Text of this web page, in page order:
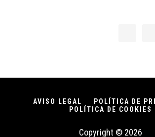
AVISO LEGAL
POLÍTICA DE
POLÍTICA DE COOKIES
Copyright © 2026